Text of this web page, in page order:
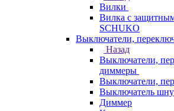
Вилки
Вилка с
SCHUKO
Выключатели,
Назад
Выключатели,
диммеры
Выключатели,
Выключатель
Диммер